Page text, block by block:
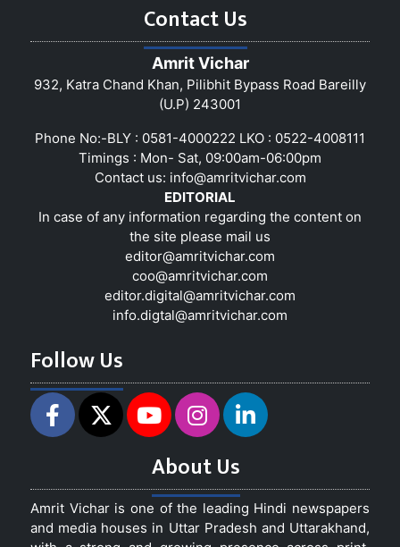
Contact Us
Amrit Vichar
932, Katra Chand Khan, Pilibhit Bypass Road Bareilly
(U.P) 243001
Phone No:-BLY : 0581-4000222 LKO : 0522-4008111
Timings : Mon- Sat, 09:00am-06:00pm
Contact us: info@amritvichar.com
EDITORIAL
In case of any information regarding the content on
the site please mail us
editor@amritvichar.com
coo@amritvichar.com
editor.digital@amritvichar.com
info.digtal@amritvichar.com
Follow Us
About Us
Amrit Vichar is one of the leading Hindi newspapers
and media houses in Uttar Pradesh and Uttarakhand,